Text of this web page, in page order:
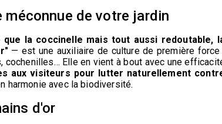
de votre jardin
que la coccinelle mais tout aussi redoutable,
— est une auxiliaire de culture de première force
cochenilles… Elle en vient à bout avec une
aux visiteurs pour lutter naturellement
harmonie avec la biodiversité.
d'or